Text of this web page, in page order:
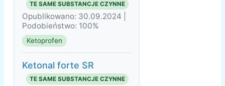
TE SAME SUBSTANCJE CZYNNE
Opublikowano: 30.09.2024 |
Podobieństwo: 100%
Ketoprofen
Ketonal forte SR
TE SAME SUBSTANCJE CZYNNE